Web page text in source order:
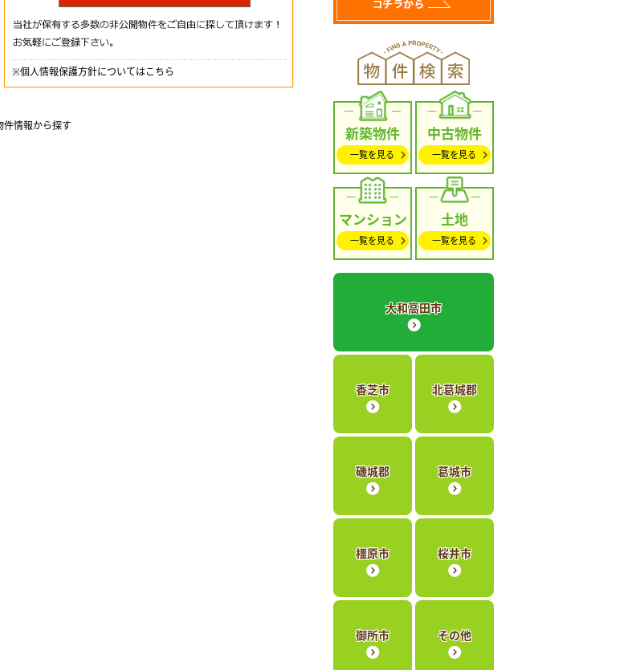
※個人情報保護方針についてはこちら
件情報から探す 新築物件
一覧を見る
中古物件
一覧を見る
マンション
一覧を見る
土地
一覧を見る
大和高田市
香芝市 北葛城郡
磯城郡 葛城市
橿原市 桜井市
御所市 その他